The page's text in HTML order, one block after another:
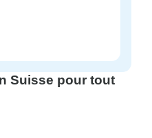
Suisse pour tout